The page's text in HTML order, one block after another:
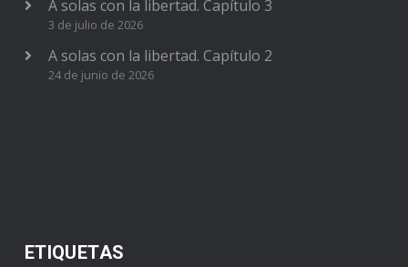
A solas con la libertad. Capítulo 3
3 de julio de 2026
A solas con la libertad. Capítulo 2
24 de junio de 2026
ETIQUETAS